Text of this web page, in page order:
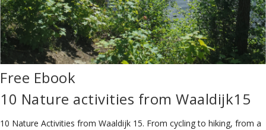
Free Ebook
10 Nature activities from Waaldijk15
10 Nature Activities from Waaldijk 15. From cycling to hiking, from a